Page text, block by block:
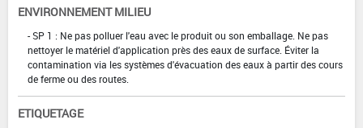
ENVIRONNEMENT MILIEU
- SP 1 : Ne pas polluer l'eau avec le produit ou son emballage. Ne pas
nettoyer le matériel d'application près des eaux de surface. Éviter la
contamination via les systèmes d'évacuation des eaux à partir des cours
de ferme ou des routes.
ETIQUETAGE